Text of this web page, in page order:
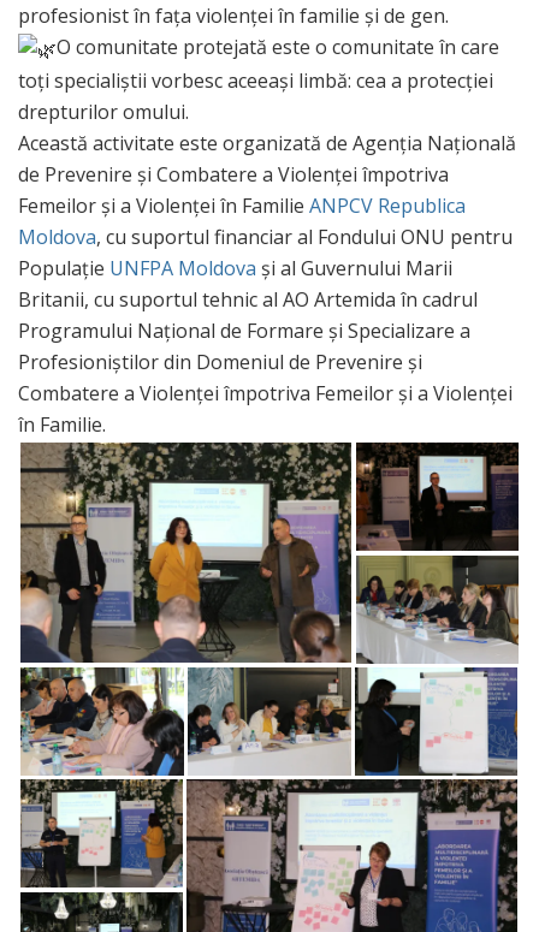
profesionist în fața violenței în familie și de gen.
O comunitate protejată este o comunitate în care
toți specialiștii vorbesc aceeași limbă: cea a protecției
drepturilor omului.
Această activitate este organizată de Agenția Națională
de Prevenire și Combatere a Violenței împotriva
Femeilor și a Violenței în Familie ANPCV Republica
Moldova, cu suportul financiar al Fondului ONU pentru
Populație UNFPA Moldova și al Guvernului Marii
Britanii, cu suportul tehnic al AO Artemida în cadrul
Programului Național de Formare și Specializare a
Profesioniștilor din Domeniul de Prevenire și
Combatere a Violenței împotriva Femeilor și a Violenței
în Familie.